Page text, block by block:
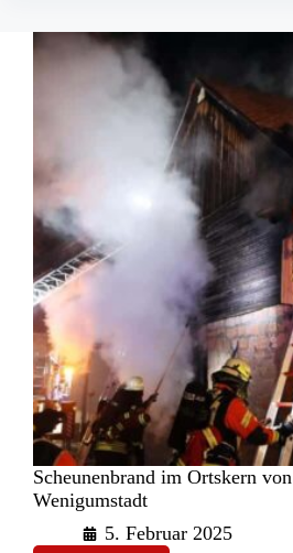
Dresdner
Hochschule
für
Bildende
Künste
Scheunenbrand im Ortskern von
Wenigumstadt
5. Februar 2025